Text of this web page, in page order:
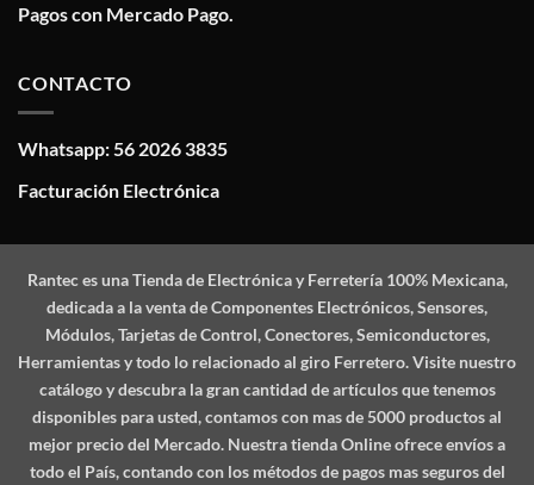
Pagos con Mercado Pago.
CONTACTO
Whatsapp: 56 2026 3835
Facturación Electrónica
Ranteces una Tienda de Electrónica y Ferretería 100% Mexicana,
dedicada a la venta de Componentes Electrónicos, Sensores,
Módulos, Tarjetas de Control, Conectores, Semiconductores,
Herramientas y todo lo relacionado al giro Ferretero. Visite nuestro
catálogo y descubra la gran cantidad de artículos que tenemos
disponibles para usted, contamos con mas de 5000 productos al
mejor precio del Mercado. Nuestra tienda Online ofrece envíos a
todo el País, contando con los métodos de pagos mas seguros del